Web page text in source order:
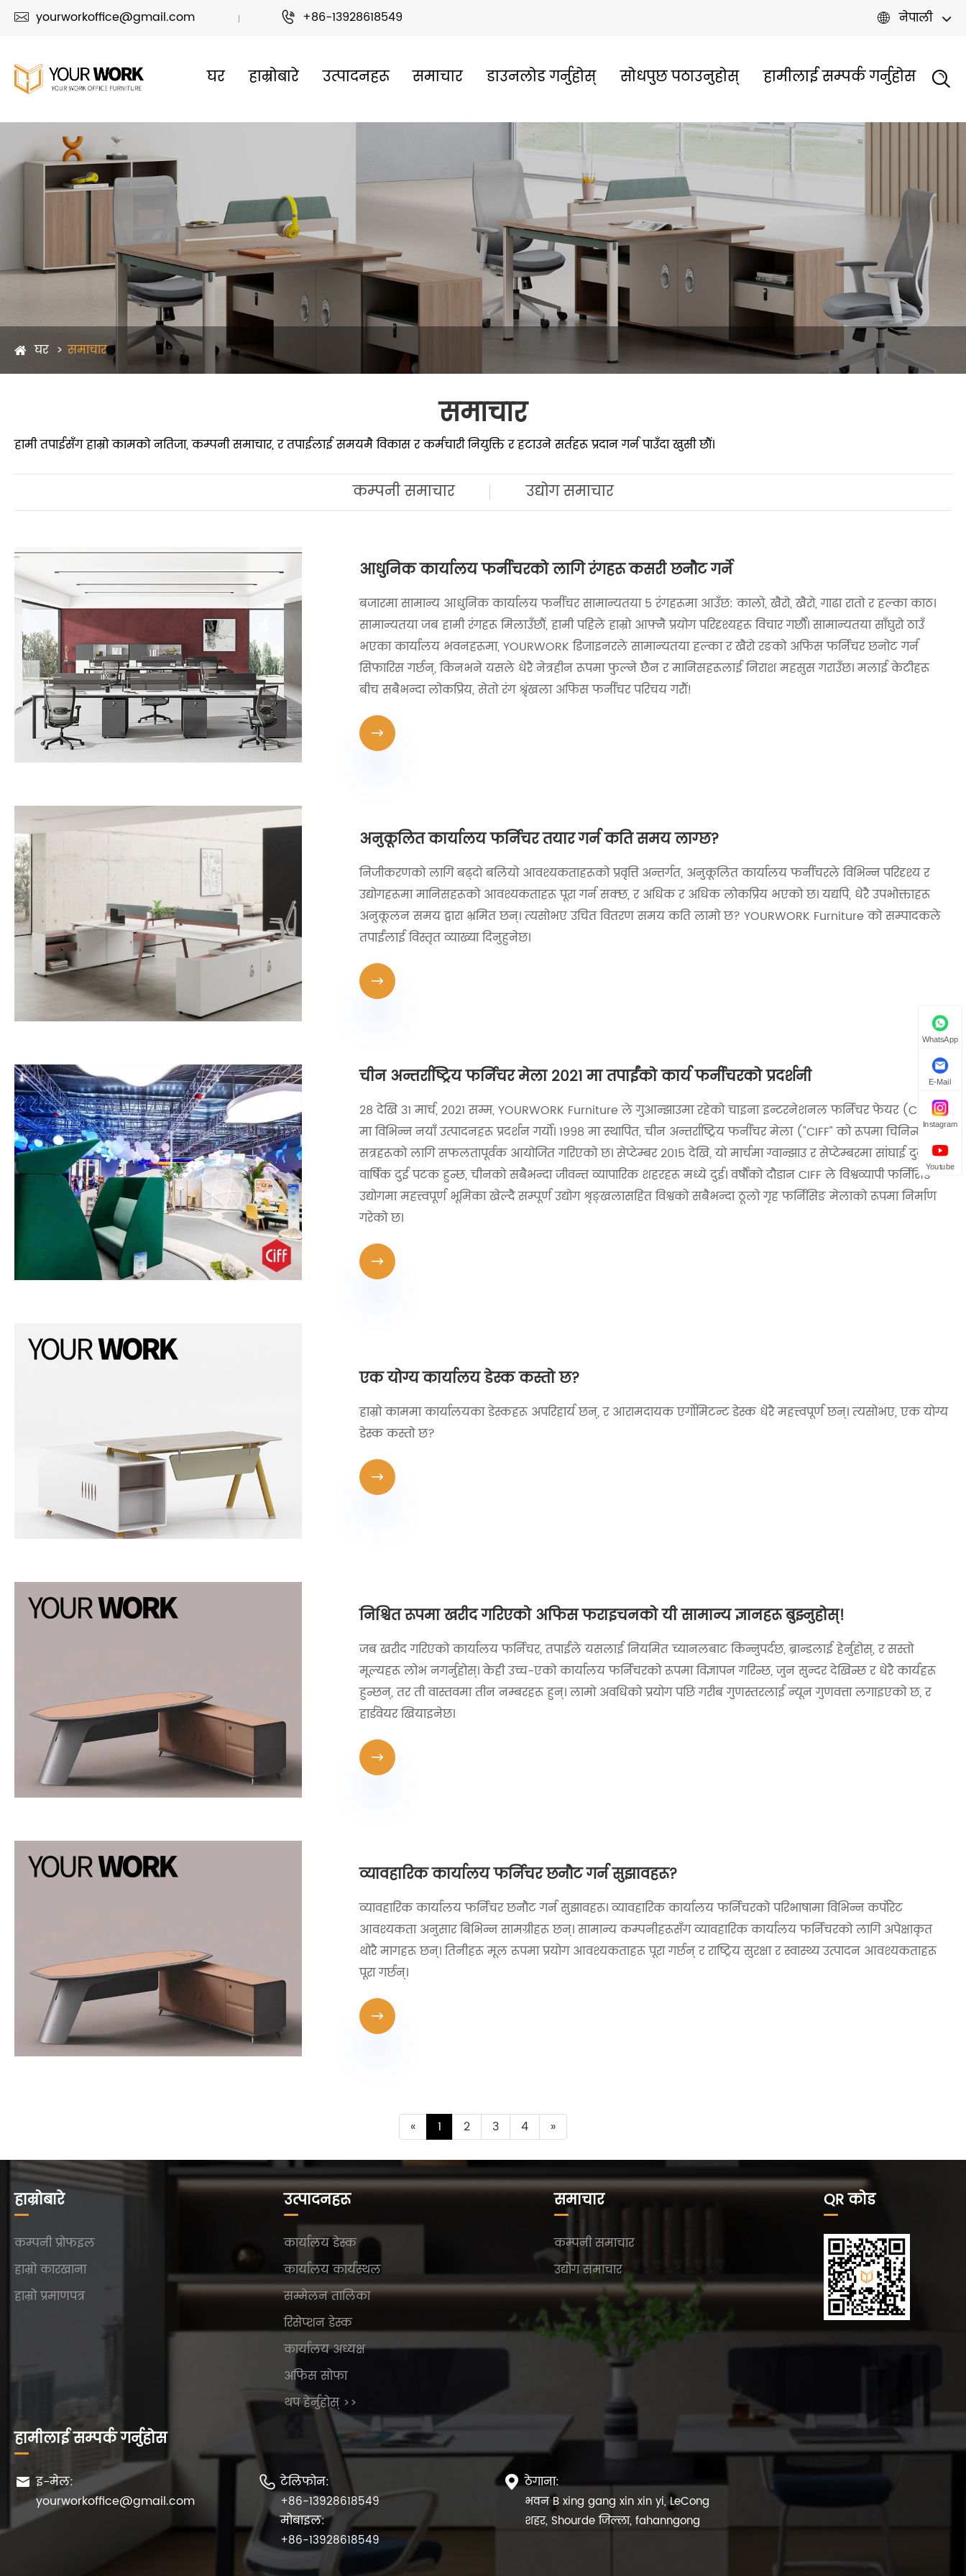
 yourworkoffice@gmail.com  +86-13928618549  नेपाली
घर हाम्रोबारे उत्पादनहरू समाचार डाउनलोड गर्नुहोस् सोधपुछ पठाउनुहोस् हामीलाई सम्पर्क गर्नुहोस
घर समाचार
समाचार
हामी तपाईसँग हाम्रो कामको नतिजा, कम्पनी समाचार, र तपाईलाई समयमै विकास र कर्मचारी नियुक्ति र हटाउने सर्तहरू प्रदान गर्न पाउँदा खुसी छौं।
कम्पनी समाचार उद्योग समाचार
आधुनिक कार्यालय फर्नीचरको लागि रंगहरू कसरी छनौट गर्ने
बजारमा सामान्य आधुनिक कार्यालय फर्नीचर सामान्यतया 5 रंगहरूमा आउँछ: कालो, खैरो, खैरो, गाढा रातो र हल्का काठ।
सामान्यतया जब हामी रंगहरू मिलाउँछौं, हामी पहिले हाम्रो आफ्नै प्रयोग परिदृश्यहरू विचार गर्छौं। सामान्यतया साँघुरो ठाउँ
भएका कार्यालय भवनहरूमा, YOURWORK डिजाइनरले सामान्यतया हल्का र खैरो रङको अफिस फर्निचर छनोट गर्न
सिफारिस गर्छन्, किनभने यसले धेरै नेत्रहीन रूपमा फुल्ने छैन र मानिसहरूलाई निराश महसुस गराउँछ। मलाई केटीहरू
बीच सबैभन्दा लोकप्रिय, सेतो रंग श्रृंखला अफिस फर्नीचर परिचय गरौं!

अनुकूलित कार्यालय फर्निचर तयार गर्न कति समय लाग्छ?
निजीकरणको लागि बढ्दो बलियो आवश्यकताहरूको प्रवृत्ति अन्तर्गत, अनुकूलित कार्यालय फर्नीचरले विभिन्न परिदृश्य र
उद्योगहरूमा मानिसहरूको आवश्यकताहरू पूरा गर्न सक्छ, र अधिक र अधिक लोकप्रिय भएको छ। यद्यपि, धेरै उपभोक्ताहरू
अनुकूलन समय द्वारा भ्रमित छन्। त्यसोभए उचित वितरण समय कति लामो छ? YOURWORK Furniture को सम्पादकले
तपाईंलाई विस्तृत व्याख्या दिनुहुनेछ।

चीन अन्तर्राष्ट्रिय फर्निचर मेला २०२१ मा तपाईंको कार्य फर्नीचरको प्रदर्शनी
28 देखि 31 मार्च, 2021 सम्म, YOURWORK Furniture ले गुआन्झाउमा रहेको चाइना इन्टरनेशनल फर्निचर फेयर (CIFF)
मा विभिन्न नयाँ उत्पादनहरू प्रदर्शन गर्यो। 1998 मा स्थापित, चीन अन्तर्राष्ट्रिय फर्नीचर मेला ("CIFF" को रूपमा चिनिन्छ) 52
सत्रहरूको लागि सफलतापूर्वक आयोजित गरिएको छ। सेप्टेम्बर 2015 देखि, यो मार्चमा ग्वान्झाउ र सेप्टेम्बरमा सांघाई दुवैमा
वार्षिक दुई पटक हुन्छ, चीनको सबैभन्दा जीवन्त व्यापारिक शहरहरू मध्ये दुई। वर्षौंको दौडान CIFF ले विश्वव्यापी फर्निसिङ
उद्योगमा महत्त्वपूर्ण भूमिका खेल्दै सम्पूर्ण उद्योग शृङ्खलासहित विश्वको सबैभन्दा ठूलो गृह फर्निसिङ मेलाको रूपमा निर्माण
गरेको छ।

एक योग्य कार्यालय डेस्क कस्तो छ?
हाम्रो काममा कार्यालयका डेस्कहरू अपरिहार्य छन्, र आरामदायक एर्गोमिटन्ट डेस्क धेरै महत्त्वपूर्ण छन्। त्यसोभए, एक योग्य
डेस्क कस्तो छ?

निश्चित रूपमा खरीद गरिएको अफिस फराइचनको यी सामान्य ज्ञानहरू बुझ्नुहोस्!
जब खरीद गरिएको कार्यालय फर्निचर, तपाईंले यसलाई नियमित च्यानलबाट किन्नुपर्दछ, ब्रान्डलाई हेर्नुहोस्, र सस्तो
मूल्यहरू लोभ नगर्नुहोस्। केही उच्च-एको कार्यालय फर्निचरको रूपमा विज्ञापन गरिन्छ, जुन सुन्दर देखिन्छ र धेरै कार्यहरू
हुन्छन्, तर ती वास्तवमा तीन नम्बरहरू हुन्। लामो अवधिको प्रयोग पछि गरीब गुणस्तरलाई न्यून गुणवत्ता लगाइएको छ, र
हार्डवेयर खियाइनेछ।

व्यावहारिक कार्यालय फर्निचर छनौट गर्न सुझावहरू?
व्यावहारिक कार्यालय फर्निचर छनौट गर्न सुझावहरू। व्यावहारिक कार्यालय फर्निचरको परिभाषामा विभिन्न कर्पोरेट
आवश्यकता अनुसार बिभिन्न सामग्रीहरू छन्। सामान्य कम्पनीहरूसँग व्यावहारिक कार्यालय फर्निचरको लागि अपेक्षाकृत
थोरै मागहरू छन्। तिनीहरू मूल रूपमा प्रयोग आवश्यकताहरू पूरा गर्छन् र राष्ट्रिय सुरक्षा र स्वास्थ्य उत्पादन आवश्यकताहरू
पूरा गर्छन्।

« 1 2 3 4 »
हाम्रोबारे
कम्पनी प्रोफइल
हाम्रो कारखाना
हाम्रो प्रमाणपत्र
उत्पादनहरू
कार्यालय डेस्क
कार्यालय कार्यस्थल
सम्मेलन तालिका
रिसेप्शन डेस्क
कार्यालय अध्यक्ष
अफिस सोफा
थप हेर्नुहोस् >>
समाचार
कम्पनी समाचार
उद्योग समाचार
QR कोड
हामीलाई सम्पर्क गर्नुहोस
 इ-मेल:
yourworkoffice@gmail.com
 टेलिफोन:
+86-13928618549
मोबाइल:
+86-13928618549
 ठेगाना:
भवन B xing gang xin xin yi, LeCong
शहर, Shourde जिल्ला, fahanngong
WhatsApp
E-Mail
Instagram
Youtube